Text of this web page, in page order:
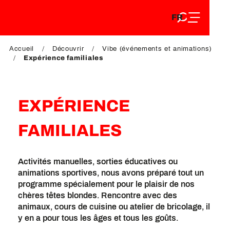
DE
FR
EN
DE
Accueil Découvrir
Vibe (événements et animations)
Expérience familiales
EXPÉRIENCE
FAMILIALES
Activités manuelles, sorties éducatives ou
animations sportives, nous avons préparé tout un
programme spécialement pour le plaisir de nos
chères têtes blondes. Rencontre avec des
animaux, cours de cuisine ou atelier de bricolage, il
y en a pour tous les âges et tous les goûts.